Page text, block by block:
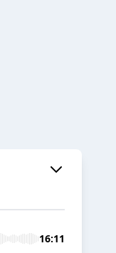
16:11